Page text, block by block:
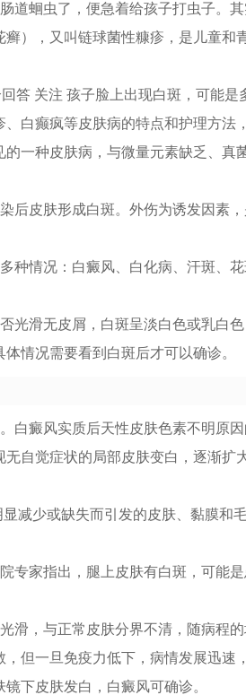
道蛔虫了，便急着给孩子打虫子。其
），又叫链球菌性糠疹，是儿童和
答 关注 孩子脸上出现白斑，可能是
白癫疯等皮肤病的特点和护理方法
一种皮肤病，与微量元素缺乏、真
后皮肤形成白斑。外伤为诱发因素
种情况：白癜风、白化病、汗斑、花
光滑无皮屑，白斑呈淡白色或乳白
情况需要看到白斑后才可以确诊。
白癜风实质后天性皮肤色素不明原
自觉症状的局部皮肤变白，逐渐扩
减少或缺失而引发的皮肤、黏膜和
家指出，腿上皮肤有白斑，可能
滑，与正常皮肤分界不清，随病程
但一旦免疫力低下，病情发展迅速
下皮肤发白，白癜风可确诊。